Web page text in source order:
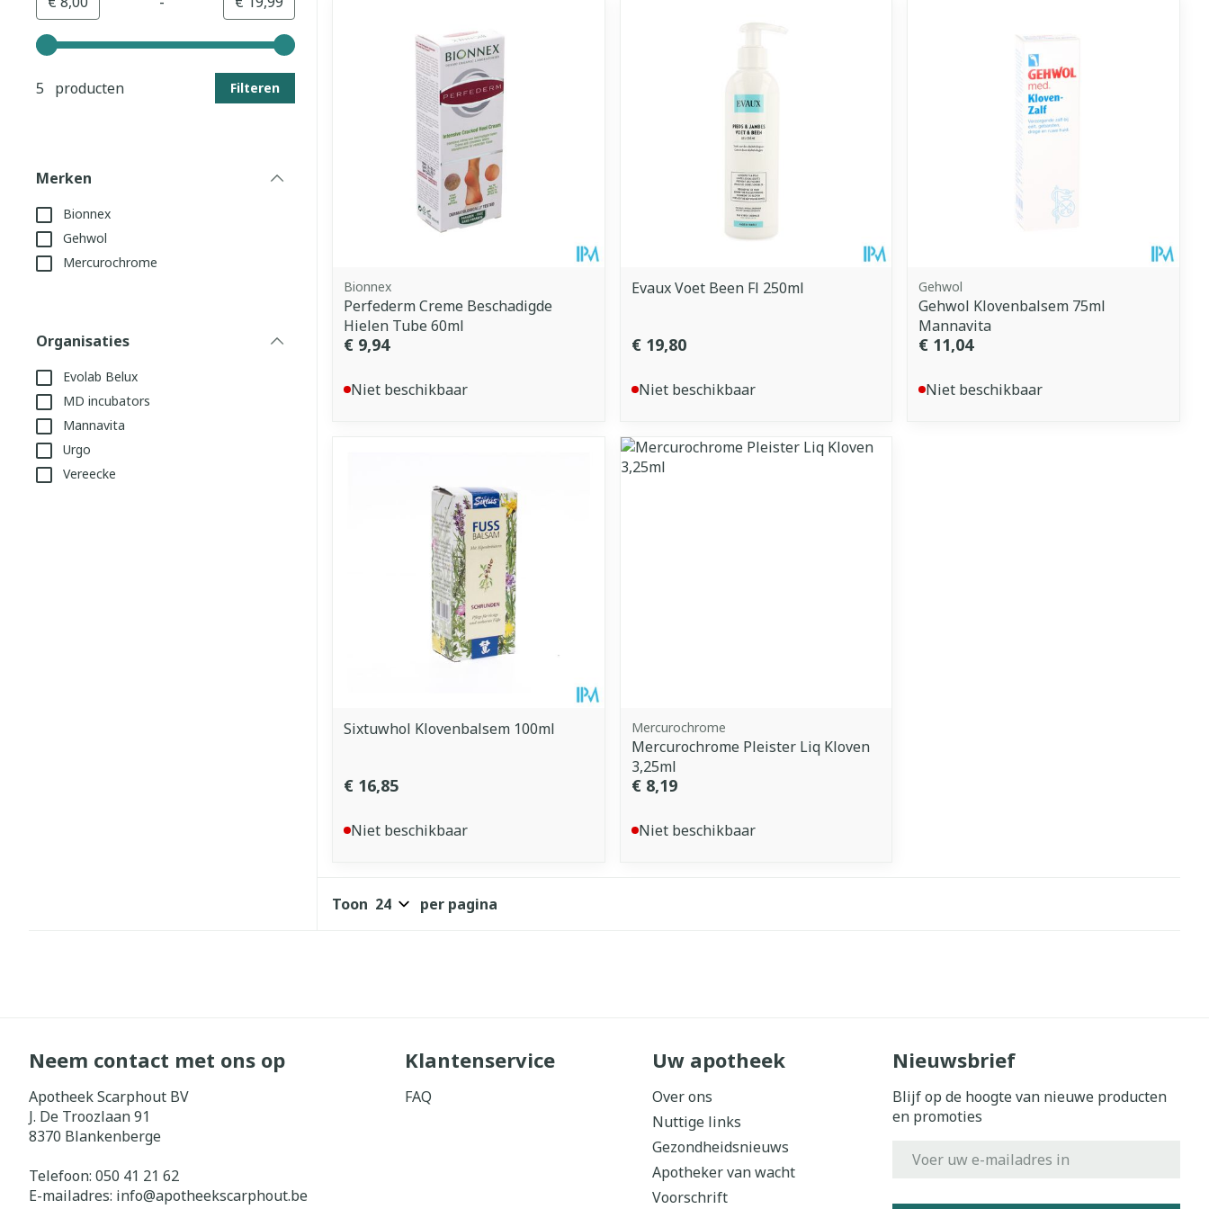
Gebruik de pijltjestoetsen links en rechts om de minimale en maximale prijswaarden aan te passen.
5 producten
Filteren
Merken
Bionnex
Gehwol
Mercurochrome
Organisaties
Evolab Belux
MD incubators
Mannavita
Urgo
Vereecke
Bionnex
Perfederm Creme Beschadigde
Hielen Tube 60ml
€ 9,94
Niet beschikbaar
Evaux Voet Been Fl 250ml
€ 19,80
Niet beschikbaar
Gehwol
Gehwol Klovenbalsem 75ml
Mannavita
€ 11,04
Niet beschikbaar
Sixtuwhol Klovenbalsem 100ml
€ 16,85
Niet beschikbaar
Mercurochrome
Mercurochrome Pleister Liq Kloven
3,25ml
€ 8,19
Niet beschikbaar
Toon per pagina
Neem contact met ons op
Apotheek Scarphout BV
J. De Troozlaan 91
8370 Blankenberge
Telefoon: 050 41 21 62
E-mailadres: info@apotheekscarphout.be
Klantenservice
FAQ
Uw apotheek
Over ons
Nuttige links
Gezondheidsnieuws
Apotheker van wacht
Voorschrift
Nieuwsbrief
Blijf op de hoogte van nieuwe producten
en promoties